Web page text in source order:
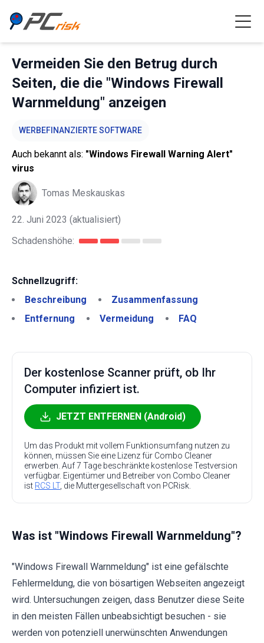
Vermeiden Sie den Betrug durch
Seiten, die die "Windows Firewall
Warnmeldung" anzeigen
WERBEFINANZIERTE SOFTWARE
Auch bekannt als: "Windows Firewall Warning Alert"
virus
Tomas Meskauskas
22. Juni 2023 (aktualisiert)
Schadenshöhe:
Schnellzugriff:
Beschreibung
Zusammenfassung
Entfernung
Vermeidung FAQ
Der kostenlose Scanner prüft, ob Ihr
Computer infiziert ist.
JETZT ENTFERNEN (Android)
Um das Produkt mit vollem Funktionsumfang nutzen zu
können, müssen Sie eine Lizenz für Combo Cleaner
erwerben. Auf 7 Tage beschränkte kostenlose Testversion
verfügbar. Eigentümer und Betreiber von Combo Cleaner
ist RCS LT, die Muttergesellschaft von PCRisk.
Was ist "Windows Firewall Warnmeldung"?
"Windows Firewall Warnmeldung" ist eine gefälschte
Fehlermeldung, die von bösartigen Webseiten angezeigt
wird. Untersuchungen zeigen, dass Benutzer diese Seite
in den meisten Fällen unbeabsichtigt besuchen - sie
werden von potenziell unerwünschten Anwendungen